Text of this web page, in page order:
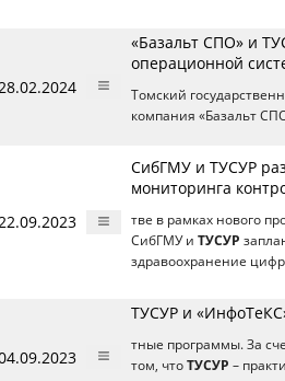
«Базальт СПО» и
операционной
Томский
компания «Базальт
СибГМУ и ТУСУР
мониторинга
тве в рамках нового
СибГМУ и ТУСУР
здравоохранение
ТУСУР и
тные программы. За
том, что ТУСУР –